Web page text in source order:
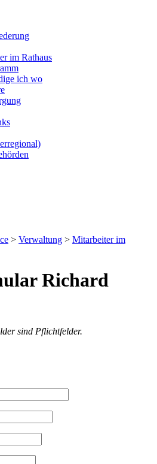
im Rathaus
ich wo
> Verwaltung > Mitarbeiter im
Richard
sind Pflichtfelder.